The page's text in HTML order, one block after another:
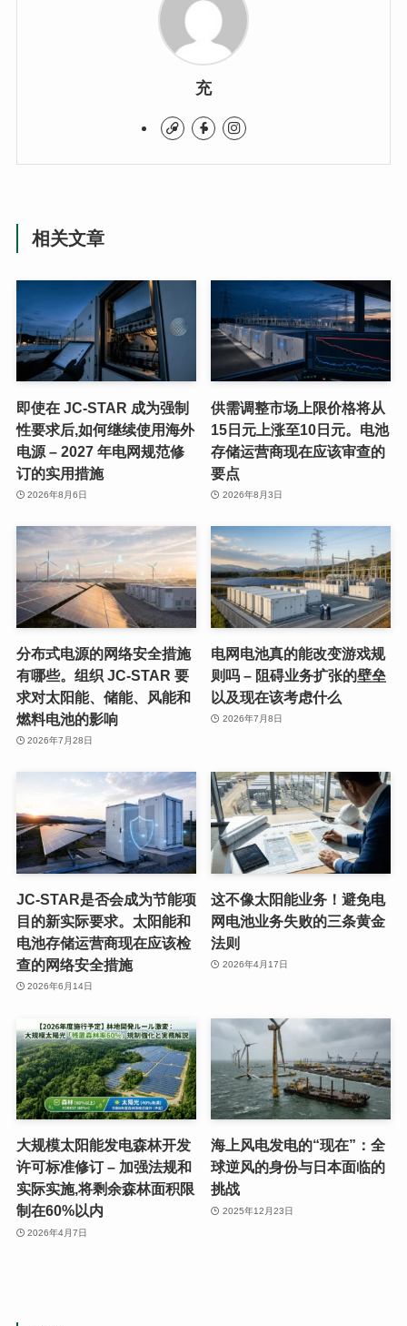
充
相关文章
即使在 JC-STAR 成为强制
性要求后,如何继续使用海外
电源 – 2027 年电网规范修
订的实用措施
2026年8月6日
供需调整市场上限价格将从
15日元上涨至10日元。电池
存储运营商现在应该审查的
要点
2026年8月3日
分布式电源的网络安全措施
有哪些。组织 JC-STAR 要
求对太阳能、储能、风能和
燃料电池的影响
2026年7月28日
电网电池真的能改变游戏规
则吗 – 阻碍业务扩张的壁垒
以及现在该考虑什么
2026年7月8日
JC-STAR是否会成为节能项
目的新实际要求。太阳能和
电池存储运营商现在应该检
查的网络安全措施
2026年6月14日
这不像太阳能业务！避免电
网电池业务失败的三条黄金
法则
2026年4月17日
大规模太阳能发电森林开发
许可标准修订 – 加强法规和
实际实施,将剩余森林面积限
制在60%以内
2026年4月7日
海上风电发电的“现在”：全
球逆风的身份与日本面临的
挑战
2025年12月23日